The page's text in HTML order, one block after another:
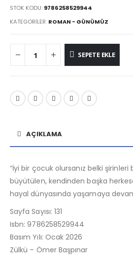
200.00₺.fiyat:
180.00₺.
STOK KODU: 9786258529944
KATEGORILER: ROMAN - GÜNÜMÜZ
SEPETE EKLE
AÇIKLAMA
“İyi bir çocuk olursanız belki şirinleri
büyütülen, kendinden başka
hayal dünyasında yaşamaya
Sayfa Sayısı: 131
Isbn: 9786258529944
Basım Yılı: Ocak 2026
Zülkü – Ömer Başpınar